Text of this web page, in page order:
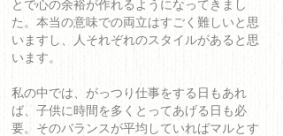
とで心の余裕が作れるようになってきまし
た。本当の意味での両立はすごく難しいと思
いますし、人それぞれのスタイルがあると思
います。
私の中では、がっつり仕事をする日もあれ
ば、子供に時間を多くとってあげる日も必
要。そのバランスが平均していればマルとす